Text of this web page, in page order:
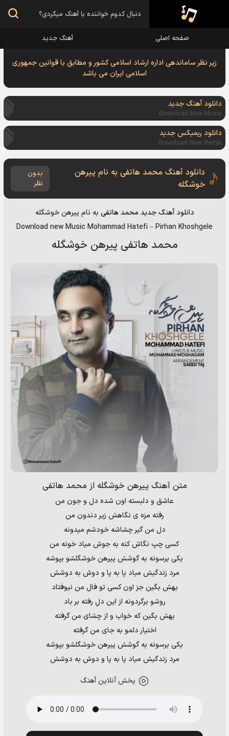
صفحه اصلی آهنگ جدید
زیر نظر ساماندهی اداره ارشاد اسلامی کشور و مطابق با قوانین جمهوری
اسلامی ایران می باشد
دانلود آهنگ جدید
Download New Music
دانلود ریمیکس جدید
Download New Remix
دانلود آهنگ محمد هاتفی به نام پیرهن
خوشگله
بدون
نظر
دانلود آهنگ جدید محمد هاتفی به نام پیرهن خوشگله
Download new Music Mohammad Hatefi–Pirhan Khoshgele
محمد هاتفی پیرهن خوشگله
متن آهنگ پیرهن خوشگله از محمد هاتفی
عاشق و دلبسته اون شده دل و جون من
رفته مزه ی نگاهش زیر دندون من
دل من گیر چشاشه خودشم میدونه
کسی چپ نگاش کنه به جوش میاد خونه من
یکی برسونه به گوشش پیرهن خوشگلشو بپوشه
مرد زندگیش میاد پا به پا و دوش به دوشش
بهش بگین جز اون کسی تو فال من نیوفتاد
روشو برگردونه از این دلِ رفته بر باد
بهش بگین که خواب و از چشای من گرفته
اختیار دلمو به جای من گرفته
یکی برسونه به گوشش پیرهن خوشگلشو بپوشه
مرد زندگیش میاد پا به پا و دوش به دوشش
پخش آنلاین آهنگ